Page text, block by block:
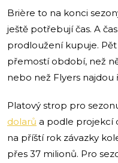
Brière to na konci
ještě potřebují čas. A
prodloužení kupuje.
přemostí období, než
nebo než Flyers najdou
Platový strop pro
dolarů a podle projekcí
na příští rok závazky
přes 37 milionů. Pro